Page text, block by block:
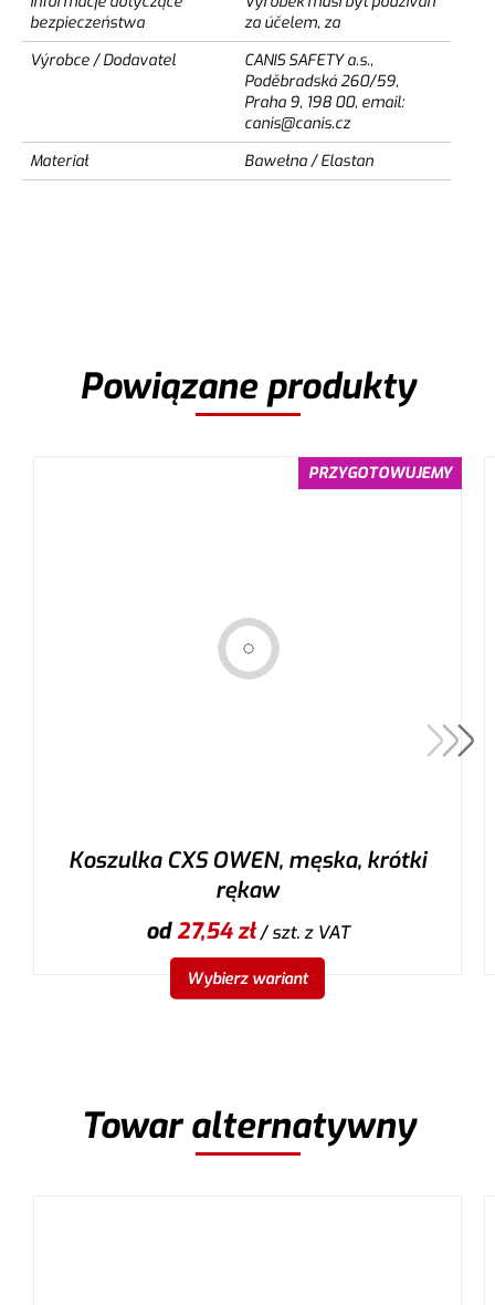
bezpieczeństwa
za účelem, za
Výrobce / Dodavatel
CANIS SAFETY a.s.,
Poděbradská 260/59,
Praha 9, 198 00, email:
canis@canis.cz
Materiał
Bawełna / Elastan
Powiązane produkty
PRZYGOTOWUJEMY
Koszulka CXS OWEN, męska, krótki
rękaw
od27,54zł/ szt.z VAT
Wybierz wariant
Towar alternatywny